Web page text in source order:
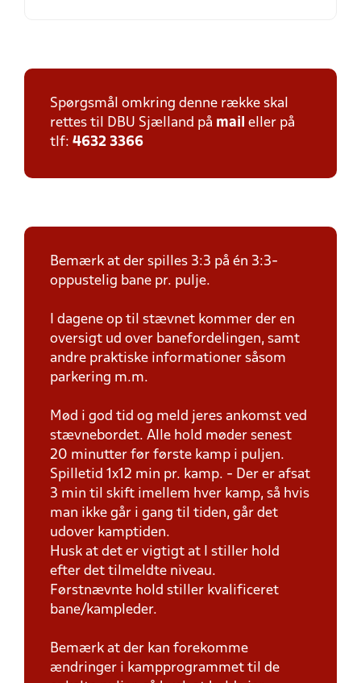
Spørgsmål omkring denne række skal
rettes til DBU Sjælland på mail eller på
tlf: 4632 3366
Bemærk at der spilles 3:3 på én 3:3-
oppustelig bane pr. pulje.
I dagene op til stævnet kommer der en
oversigt ud over banefordelingen, samt
andre praktiske informationer såsom
parkering m.m.
Mød i god tid og meld jeres ankomst ved
stævnebordet. Alle hold møder senest
20 minutter før første kamp i puljen.
Spilletid 1x12 min pr. kamp. - Der er afsat
3 min til skift imellem hver kamp, så hvis
man ikke går i gang til tiden, går det
udover kamptiden.
Husk at det er vigtigt at I stiller hold
efter det tilmeldte niveau.
Førstnævnte hold stiller kvalificeret
bane/kampleder.
Bemærk at der kan forekomme
ændringer i kampprogrammet til de